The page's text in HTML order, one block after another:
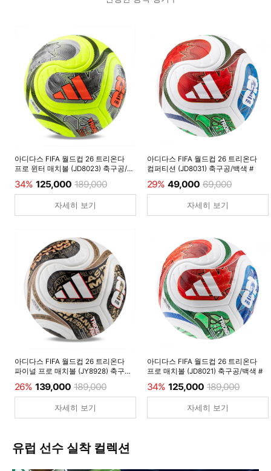
아디다스 FIFA 월드컵 26 트리온다
프로 윈터 매치볼 (JD8023) 축구공/
34% 125,000 189,000
자세히 보기
아디다스 FIFA 월드컵 26 트리온다
컴퍼티션 (JD8031) 축구공/백색 #
29% 49,000 69,000
자세히 보기
아디다스 FIFA 월드컵 26 트리온다
파이널 프로 매치볼 (JY8928) 축구공/
26% 139,000 189,000
자세히 보기
아디다스 FIFA 월드컵 26 트리온다
프로 매치볼 (JD8021) 축구공/백색 #
34% 125,000 189,000
자세히 보기
유럽 선수 실착 컬렉션